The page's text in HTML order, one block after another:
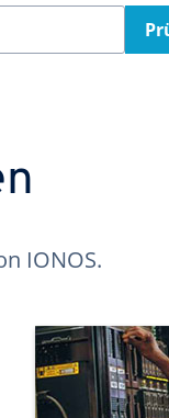
IONOS.